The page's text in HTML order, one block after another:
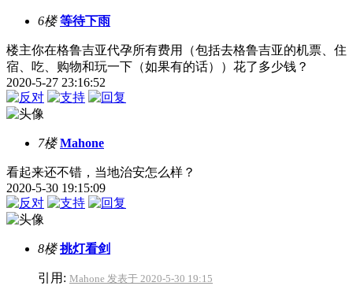
6楼 等待下雨
楼主你在格鲁吉亚代孕所有费用（包括去格鲁吉亚的机票、住
宿、吃、购物和玩一下（如果有的话））花了多少钱？
2020-5-27 23:16:52
7楼 Mahone
看起来还不错，当地治安怎么样？
2020-5-30 19:15:09
8楼 挑灯看剑
引用: Mahone 发表于 2020-5-30 19:15